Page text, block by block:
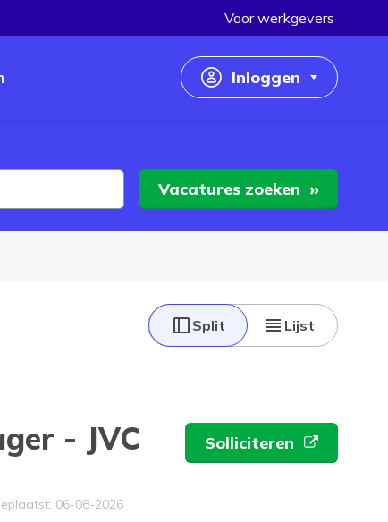
Voor werkgevers
Inloggen
Inloggen als werkgever
Vacatures zoeken
Split Lijst
- JVC
Solliciteren
06-08-2026